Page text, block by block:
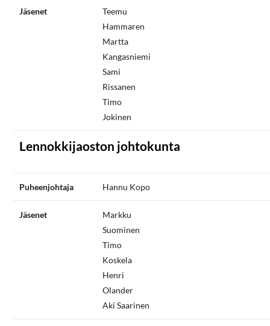
Jäsenet
Teemu
Hammaren
Martta
Kangasniemi
Sami
Rissanen
Timo
Jokinen
Lennokkijaoston johtokunta
Puheenjohtaja Hannu Kopo
Jäsenet
Markku
Suominen
Timo
Koskela
Henri
Olander
Aki Saarinen